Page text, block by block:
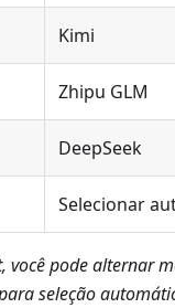
Kimi
Zhipu GLM
DeepSeek
Selecionar
você pode alternar
seleção